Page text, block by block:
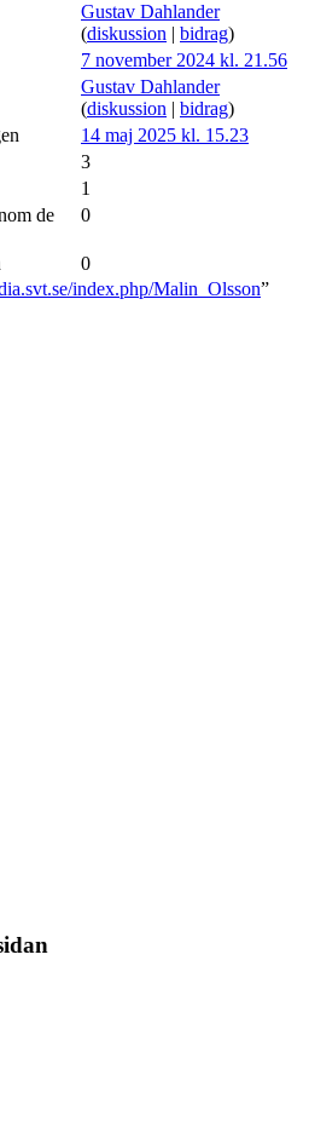
Gustav Dahlander
(diskussion | bidrag)
7 november 2024 kl. 21.56
Gustav Dahlander
(diskussion | bidrag)
14 maj 2025 kl. 15.23
3
1
de
0
0
index.php/Malin_Olsson”